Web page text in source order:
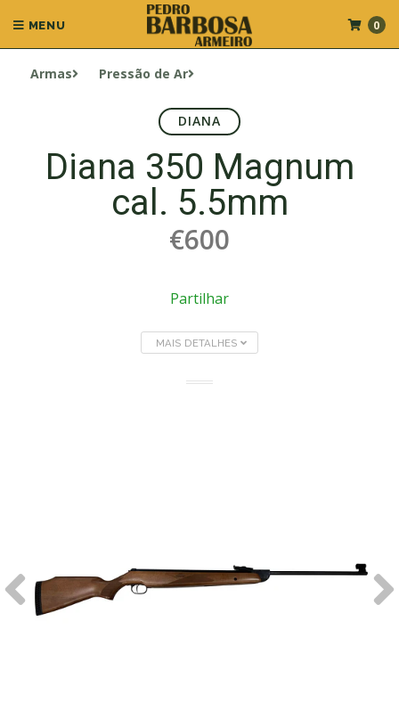
MENU 0
Armas Pressão de Ar
DIANA
Diana 350 Magnum
cal. 5.5mm
€600
Partilhar
MAIS DETALHES